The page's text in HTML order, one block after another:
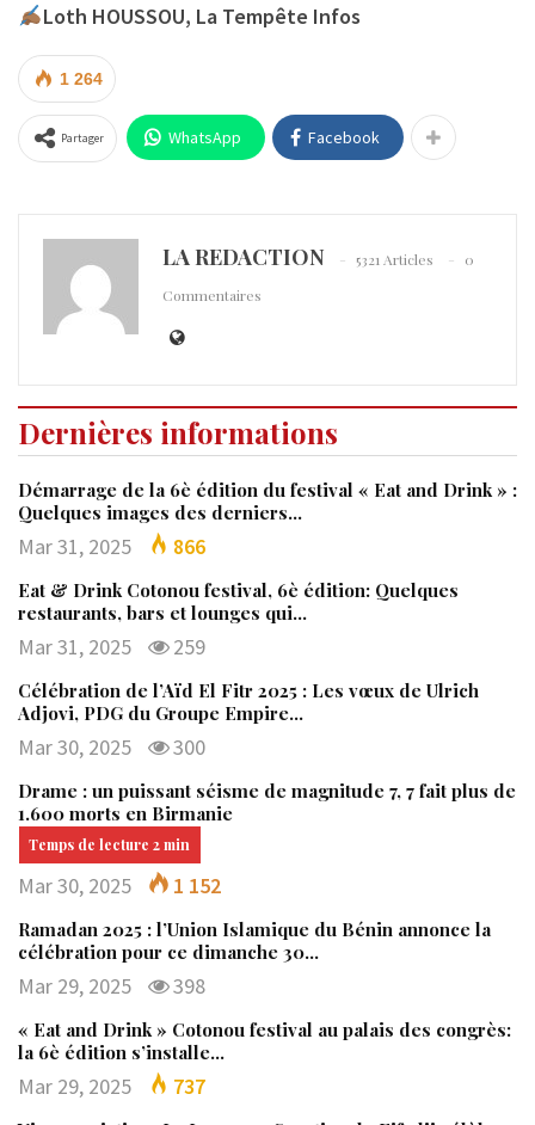
Loth HOUSSOU, La Tempête Infos
1 264
Partager WhatsApp Facebook
LA REDACTION 5321 Articles
0
Commentaires
Dernières informations
Démarrage de la 6è édition du festival « Eat and Drink » :
Quelques images des derniers…
Mar 31, 2025 866
Eat & Drink Cotonou festival, 6è édition: Quelques
restaurants, bars et lounges qui…
Mar 31, 2025 259
Célébration de l’Aïd El Fitr 2025 : Les vœux de Ulrich
Adjovi, PDG du Groupe Empire…
Mar 30, 2025 300
Drame : un puissant séisme de magnitude 7, 7 fait plus de
1.600 morts en Birmanie
Mar 30, 2025 1 152
Ramadan 2025 : l’Union Islamique du Bénin annonce la
célébration pour ce dimanche 30…
Mar 29, 2025 398
« Eat and Drink » Cotonou festival au palais des congrès:
la 6è édition s’installe…
Mar 29, 2025 737